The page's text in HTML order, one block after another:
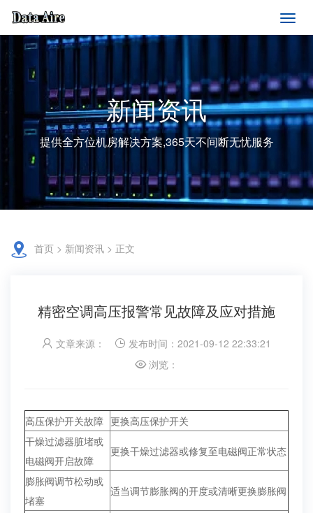
新闻资讯
提供全方位机房解决方案,365天不间断无忧服务
首页 > 新闻资讯 > 正文
精密空调高压报警常见故障及应对措施
文章来源：
发布时间：2021-09-12 22:33:21
浏览：
高压保护开关故障 更换高压保护开关
干燥过滤器脏堵或
电磁阀开启故障
更换干燥过滤器或修复至电磁阀正常状态
膨胀阀调节松动或
堵塞
适当调节膨胀阀的开度或清晰更换膨胀阀